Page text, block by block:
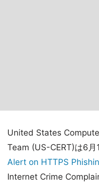
United States
Team (US-CERT)は6月
Alert on HTTPS
Internet Crime